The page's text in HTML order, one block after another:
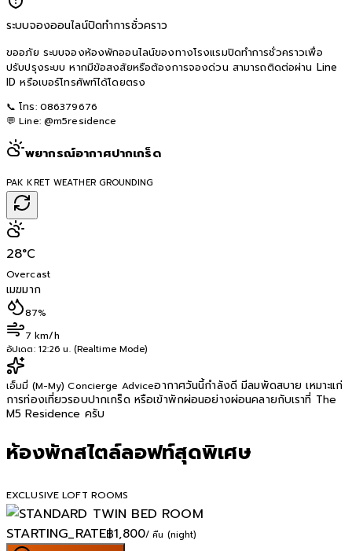
ระบบจองออนไลน์ปิดทำการชั่วคราว
ขออภัย ระบบจองห้องพักออนไลน์ของทางโรงแรมปิดทำการชั่วคราวเพื่อ
ปรับปรุงระบบ หากมีข้อสงสัยหรือต้องการจองด่วน สามารถติดต่อผ่าน Line
ID หรือเบอร์โทรศัพท์ได้โดยตรง
📞 โทร: 086379676
💬 Line: @m5residence
พยากรณ์อากาศปากเกร็ด
PAK KRET WEATHER GROUNDING
28°C
Overcast
เมฆมาก
87%
7 km/h
อัปเดต: 12:26 น. (Realtime Mode)
เอ็มมี่ (M-My) Concierge Adviceอากาศวันนี้กำลังดี มีลมพัดสบาย เหมาะแก่
การท่องเที่ยวรอบปากเกร็ด หรือเข้าพักผ่อนอย่างผ่อนคลายกับเราที่ The
M5 Residence ครับ
ห้องพักสไตล์ลอฟท์สุดพิเศษ
EXCLUSIVE LOFT ROOMS
STARTING_RATE฿1,800/ คืน (night)